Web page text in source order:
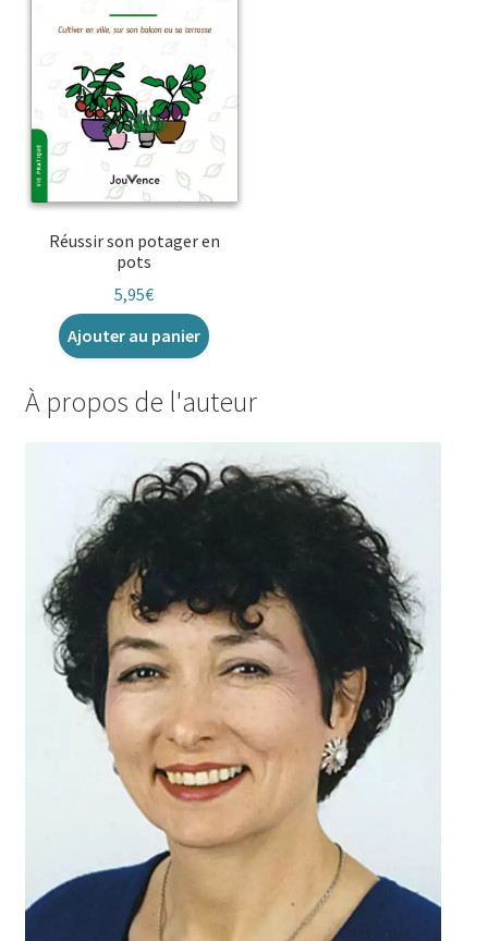
Réussir son potager en
pots
5,95€
Ajouter au panier
À propos de l'auteur